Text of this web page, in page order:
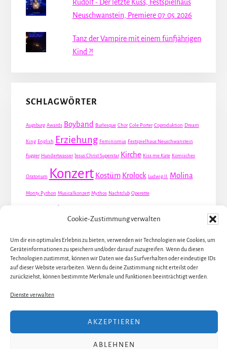
Cookie-Zustimmung verwalten
Um dir ein optimales Erlebnis zu bieten, verwenden wir Technologien wie Cookies, um
Geräteinformationen zu speichern und/oder darauf zuzugreifen. Wenn du diesen
Technologien zustimmst, können wir Daten wie das Surfverhalten oder eindeutige IDs
auf dieser Website verarbeiten. Wenn du deine Zustimmung nicht erteilst oder
zurückziehst, können bestimmte Merkmale und Funktionen beeinträchtigt werden.
Dienste verwalten
AKZEPTIEREN
ABLEHNEN
Rudolf - Der letzte Kuss, Festspielhaus
Neuschwanstein, Premiere 07.05.2026
Tanz der Vampire mit einem fünfjährigen
Kind ?!
SCHLAGWÖRTER
Augsburg Awards Boyband Burlesque Chor Cole Porter Coproduktion Dream
King English Erziehung Feminismus Festspielhaus Neuschwanstein
Fugger Hundertwasser Jesus Christ Superstar Kirche Kiss me Kate Komisches
Oratorium Konzert Kostüm Krolock Ludwig II. Molina
Monty Python Musicalkonzert Mythos Nachtclub Operette
Dirie WeltpremiereÖsterreich Übersetzung
ALLE THEATER UND ORTE
ALLE MUSICALS / STÜCKE